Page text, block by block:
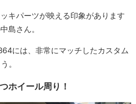
キパーツが映える印象があります
島さん。
には、非常にマッチしたカスタム
。
ホイール周り！